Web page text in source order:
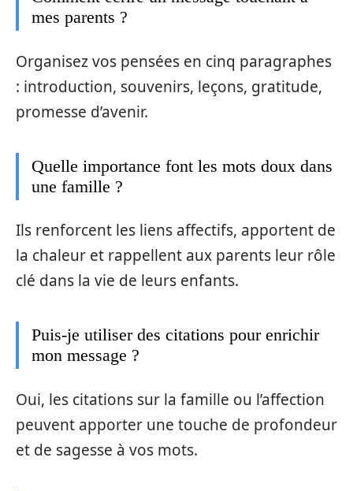
mes parents ?
Organisez vos pensées en cinq paragraphes
: introduction, souvenirs, leçons, gratitude,
promesse d’avenir.
Quelle importance font les mots doux dans
une famille ?
Ils renforcent les liens affectifs, apportent de
la chaleur et rappellent aux parents leur rôle
clé dans la vie de leurs enfants.
Puis-je utiliser des citations pour enrichir
mon message ?
Oui, les citations sur la famille ou l’affection
peuvent apporter une touche de profondeur
et de sagesse à vos mots.